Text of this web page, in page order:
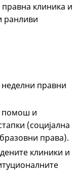
клиника и
ранливи
правни
помош и
(социјална
права).
клиники и